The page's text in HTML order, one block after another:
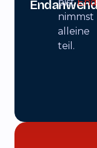
nimmst
alleine
teil.